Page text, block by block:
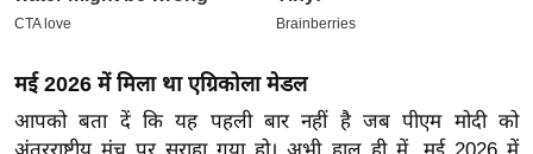
सा
बे
मि
मई 2026 में मिला था एग्रिकोला मेडल
आपको बता दें कि यह पहली बार नहीं है जब पीएम मोदी को